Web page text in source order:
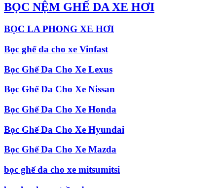
BỌC NỆM GHẾ DA XE HƠI
BỌC LA PHONG XE HƠI
Bọc ghế da cho xe Vinfast
Bọc Ghế Da Cho Xe Lexus
Bọc Ghế Da Cho Xe Nissan
Bọc Ghế Da Cho Xe Honda
Bọc Ghế Da Cho Xe Hyundai
Bọc Ghế Da Cho Xe Mazda
bọc ghế da cho xe mitsumitsi